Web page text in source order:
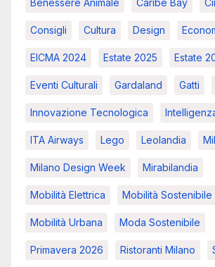
Consigli Cultura Design
EICMA 2024 Estate 2025 Estate
Eventi Culturali Gardaland Gatti
Innovazione Tecnologica
ITA Airways Lego Leolandia
Milano Design Week Mirabilandia
Mobilità Elettrica Mobilità Sostenibile
Mobilità Urbana Moda Sostenibile
Primavera 2026 Ristoranti Milano